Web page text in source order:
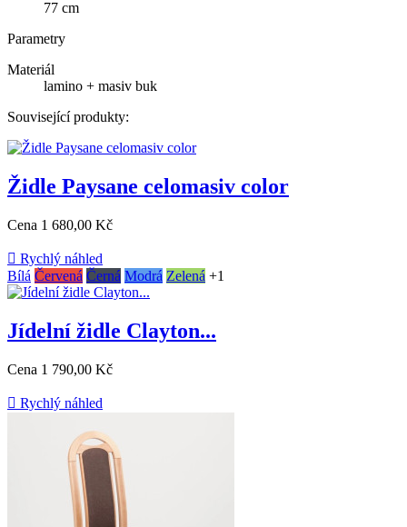
77 cm
Parametry
Materiál
lamino + masiv buk
Související produkty:
Židle Paysane celomasiv color
Cena 1 680,00 Kč
 Rychlý náhled
Bílá Červená Černá Modrá Zelená +1
Jídelní židle Clayton...
Cena 1 790,00 Kč
 Rychlý náhled